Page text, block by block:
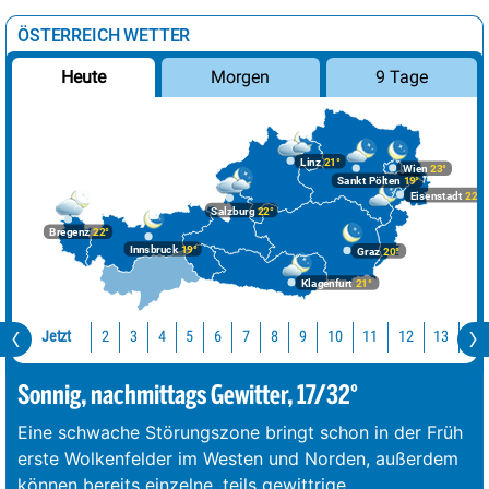
ÖSTERREICH WETTER
Heute Morgen 9 Tage
Bregenz22°
Graz20°
Innsbruck19°
Klagenfurt 21°
Linz21°
Salzburg22°
Wien 23°
Eisenstadt 22°
Sankt Pölten 19°
Jetzt 2 3 4 5 6 7 8 9 10 11 12 13 14
Sonnig, nachmittags Gewitter, 17/32°
Eine schwache Störungszone bringt schon in der Früh
erste Wolkenfelder im Westen und Norden, außerdem
können bereits einzelne, teils gewittrige